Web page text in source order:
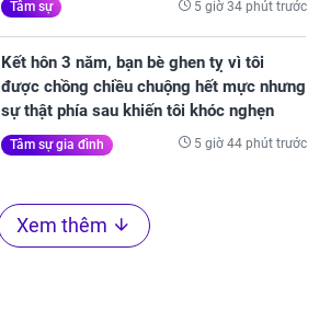
Tâm sự 5 giờ 34 phút trước
Kết hôn 3 năm, bạn bè ghen tỵ vì tôi
được chồng chiều chuộng hết mực nhưng
sự thật phía sau khiến tôi khóc nghẹn
Tâm sự gia đình 5 giờ 44 phút trước
Xem thêm